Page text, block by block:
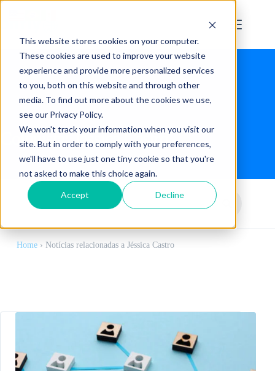
This website stores cookies on your computer.
These cookies are used to improve your website
experience and provide more personalized services
to you, both on this website and through other
media. To find out more about the cookies we use,
see our Privacy Policy.
We won't track your information when you visit our
site. But in order to comply with your preferences,
we'll have to use just one tiny cookie so that you're
not asked to make this choice again.
Accept Decline
Colunista:Jéssica Castro
Home› Notícias relacionadas a Jéssica Castro